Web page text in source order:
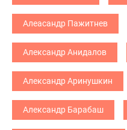
Алеасандр Пажитнев
Александр Анидалов
Александр Аринушкин
Александр Барабаш